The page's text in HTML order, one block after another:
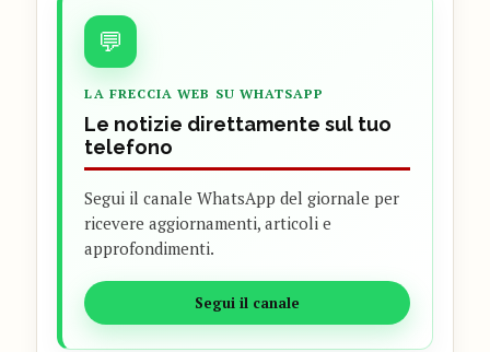
💬
LA FRECCIA WEB SU WHATSAPP
Le notizie direttamente sul tuo
telefono
Segui il canale WhatsApp del giornale per
ricevere aggiornamenti, articoli e
approfondimenti.
Segui il canale